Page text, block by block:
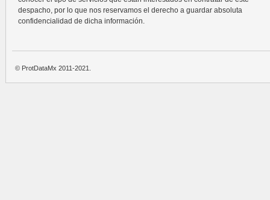
despacho, por lo que nos reservamos el derecho a guardar absoluta
confidencialidad de dicha información.
© ProtDataMx 2011-2021.